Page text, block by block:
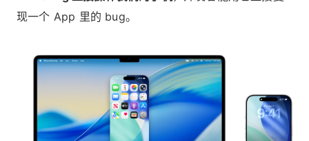
现一个 App 里的 bug。